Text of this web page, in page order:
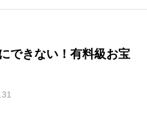
できない！有料級お宝